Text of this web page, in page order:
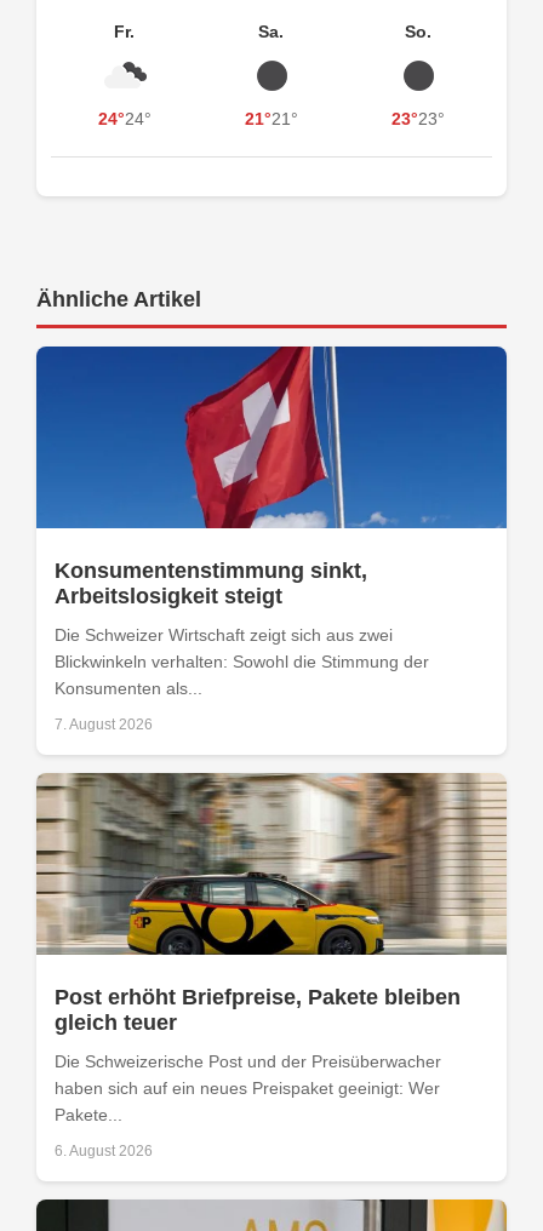
Fr.
24°24°
Sa.
21°21°
So.
23°23°
Ähnliche Artikel
Konsumentenstimmung sinkt,
Arbeitslosigkeit steigt
Die Schweizer Wirtschaft zeigt sich aus zwei
Blickwinkeln verhalten: Sowohl die Stimmung der
Konsumenten als...
7. August 2026
Post erhöht Briefpreise, Pakete bleiben
gleich teuer
Die Schweizerische Post und der Preisüberwacher
haben sich auf ein neues Preispaket geeinigt: Wer
Pakete...
6. August 2026